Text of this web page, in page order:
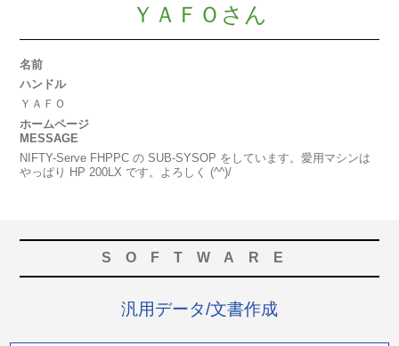
ＹＡＦＯさん
名前
ハンドル
ＹＡＦＯ
ホームページ
MESSAGE
NIFTY-Serve FHPPC の SUB-SYSOP をしています。愛用マシンは
やっぱり HP 200LX です。よろしく (^^)/
SOFTWARE
汎用データ/文書作成